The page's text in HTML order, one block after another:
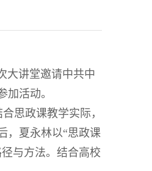
大讲堂邀请中共中
活动。
思政课教学实际，
，夏永林以“思政课
与方法。结合高校